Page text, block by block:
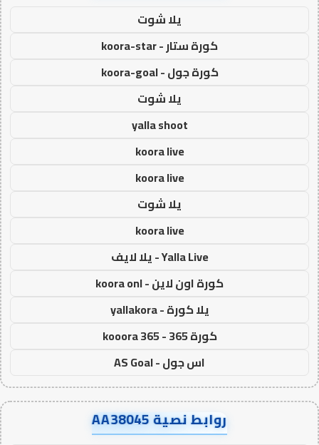
يلا شوت
كورة ستار - koora-star
كورة جول - koora-goal
يلا شوت
yalla shoot
koora live
koora live
يلا شوت
koora live
Yalla Live - يلا لايف
كورة اون لاين - koora onl
يلا كورة - yallakora
كورة 365 - kooora 365
اس جول - AS Goal
روابط نصية AA38045